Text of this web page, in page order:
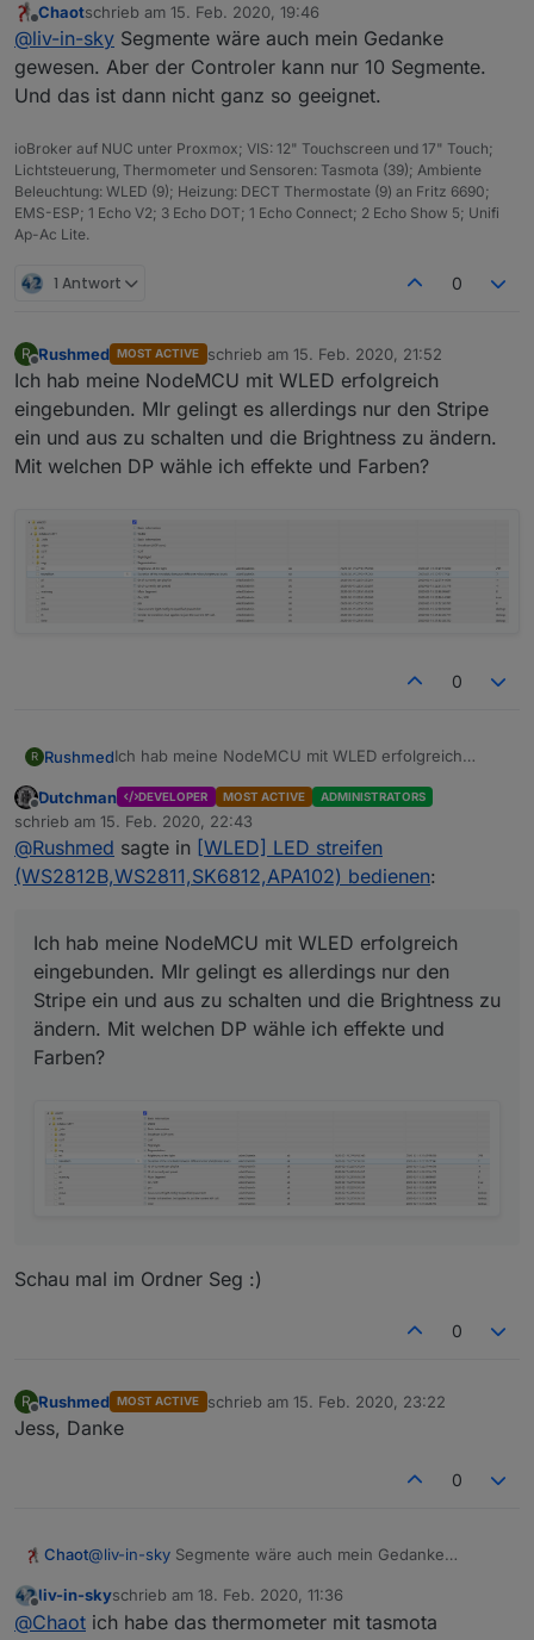
definiert - jetzt kann ich in iobroker jedes segment
steuern, wie ich möchte- damit sollte das
funktionieren
Offline
Chaotschrieb am 15. Feb. 2020, 19:46
zuletzt editiert von
@liv-in-sky Segmente wäre auch mein Gedanke
gewesen. Aber der Controler kann nur 10 Segmente.
Und das ist dann nicht ganz so geeignet.
ioBroker auf NUC unter Proxmox; VIS: 12" Touchscreen und 17" Touch;
Lichtsteuerung, Thermometer und Sensoren: Tasmota (39); Ambiente
Beleuchtung: WLED (9); Heizung: DECT Thermostate (9) an Fritz 6690;
EMS-ESP; 1 Echo V2; 3 Echo DOT; 1 Echo Connect; 2 Echo Show 5; Unifi
Ap-Ac Lite.
1 Antwort 0
R
Offline
Rushmed MOST ACTIVE schrieb am 15. Feb. 2020, 21:52
zuletzt editiert von
Ich hab meine NodeMCU mit WLED erfolgreich
eingebunden. MIr gelingt es allerdings nur den Stripe
ein und aus zu schalten und die Brightness zu ändern.
Mit welchen DP wähle ich effekte und Farben?
0
R RushmedIch hab meine NodeMCU mit WLED erfolgreich
Stripe ein und aus zu schalten und die Brightness zu
ändern. Mit welchen DP wähle ich effekte und
Farben?
Offline
Dutchman DEVELOPER MOST ACTIVE ADMINISTRATORS
schrieb am 15. Feb. 2020, 22:43
zuletzt editiert von
@Rushmed sagte in [WLED] LED streifen
(WS2812B,WS2811,SK6812,APA102) bedienen:
Ich hab meine NodeMCU mit WLED erfolgreich
eingebunden. MIr gelingt es allerdings nur den
Stripe ein und aus zu schalten und die Brightness zu
ändern. Mit welchen DP wähle ich effekte und
Farben?
Schau mal im Ordner Seg :)
0
R
Offline
Rushmed MOST ACTIVE schrieb am 15. Feb. 2020, 23:22
zuletzt editiert von
Jess, Danke
0
Chaot@liv-in-sky Segmente wäre auch mein Gedanke
Und das ist dann nicht ganz so geeignet.
Offline
liv-in-skyschrieb am 18. Feb. 2020, 11:36
zuletzt editiert von
@Chaot ich habe das thermometer mit tasmota